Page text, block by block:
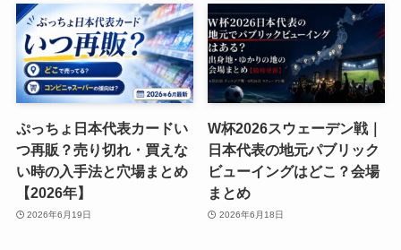
ぷっちょ日本代表カードい
つ再販？売り切れ・買えな
い時の入手法と穴場まとめ
【2026年】
2026年6月19日
W杯2026スウェーデン戦｜
日本代表の地元パブリック
ビューイングはどこ？会場
まとめ
2026年6月18日